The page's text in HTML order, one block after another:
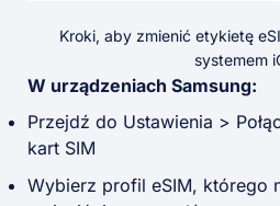
Kroki, aby zmienić etykietę
systemem
W urządzeniach Samsung:
Przejdź do Ustawienia >
kart SIM
Wybierz profil eSIM, którego